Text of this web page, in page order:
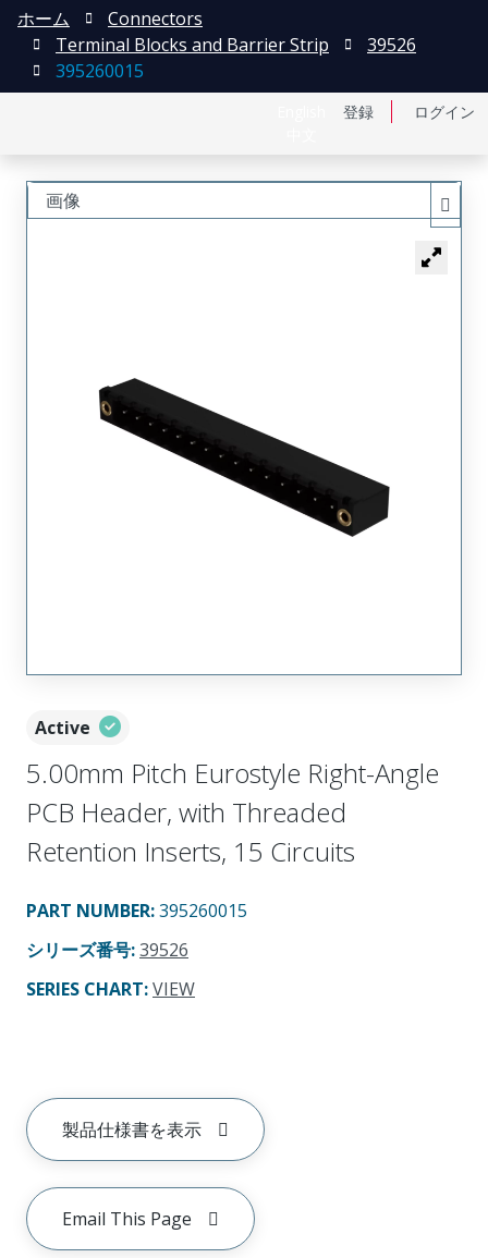
登録 ログイン
ホーム
Connectors
Terminal Blocks and Barrier Strip
39526
395260015
Active
5.00mm Pitch Eurostyle Right-Angle
PCB Header, with Threaded
Retention Inserts, 15 Circuits
PART NUMBER:395260015
シリーズ番号:39526
SERIES CHART:VIEW
製品仕様書を表示
Email This Page
画像